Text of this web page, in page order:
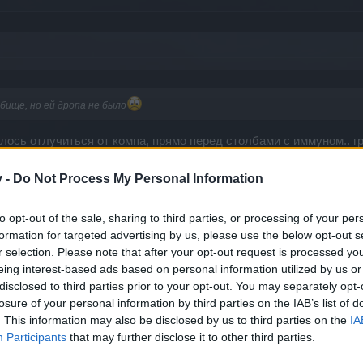
- Do Not Process My Personal Information
opt-out of the sale, sharing to third parties, or processing of your
for targeted advertising by us, please use the below opt-out
selection. Please note that after your opt-out request is processed
interest-based ads based on personal information utilized by us
to third parties prior to your opt-out. You may separately
of your personal information by third parties on the IAB’s list of
This information may also be disclosed by us to third parties on the
Participants that may further disclose it to other third parties.
но ей дропа не было
отлучиться от компа, прямо перед столбами с иммуном..
взял иммун и побежал к месту смерти Вендиго.. каково
не было а так, за вчера выловил 2 кошака.. продал каждого
а не рутины.. а огромные прогресс бары, превращают
какой умник придумал убрать уникальные предметы из
можно их скрафтить.. но сколько надо пройти этих